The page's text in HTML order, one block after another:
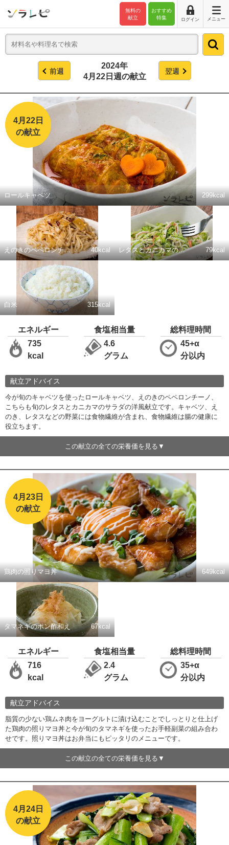
おすすめ
特集
無料の
献立
ログイン メニュー
前週
2024年
4月22日週の献立
翌週
4月22日
の献立
ロールキャベツ 299kcal
えのきのペペロンチーノ 40kcal レタスとカニカマのサラダ 79kcal
白米 315kcal
エネルギー
735
kcal
食塩相当量
4.6
グラム
総料理時間
45+α
分以内
献立アドバイス
今が旬のキャベツを使ったロールキャベツ、えのきのペペロンチーノ、
こちらも旬のレタスとカニカマのサラダの洋風献立です。キャベツ、え
のき、レタスなどの野菜には食物繊維が含まれ、食物繊維は腸の健康に
役立ちます。
この献立の全ての栄養価を見る
4月23日
の献立
鶏肉の照りマヨ丼 649kcal
タマネギのポン酢和え 67kcal
エネルギー
716
kcal
食塩相当量
2.4
グラム
総料理時間
35+α
分以内
献立アドバイス
脂質の少ない鶏ムネ肉をヨーグルトに漬け込むことでしっとりと仕上げ
た鶏肉の照りマヨ丼と今が旬のタマネギを使ったお手軽副菜の組み合わ
せです。照りマヨ丼はお弁当にもピッタリのメニューです。
この献立の全ての栄養価を見る
4月24日
の献立